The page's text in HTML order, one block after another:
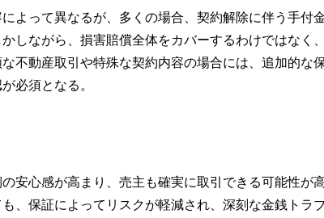
よって異なるが、多くの場合、契約解除に伴う手付
しながら、損害賠償全体をカバーするわけではなく
不動産取引や特殊な契約内容の場合には、追加的な
必須となる。
安心感が高まり、売主も確実に取引できる可能性が
、保証によってリスクが軽減され、深刻な金銭トラ